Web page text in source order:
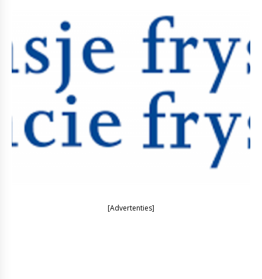
[Advertenties]